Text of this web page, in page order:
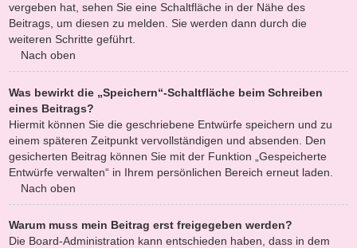
vergeben hat, sehen Sie eine Schaltfläche in der Nähe des
Beitrags, um diesen zu melden. Sie werden dann durch die
weiteren Schritte geführt.
Nach oben
Was bewirkt die „Speichern“-Schaltfläche beim Schreiben
eines Beitrags?
Hiermit können Sie die geschriebene Entwürfe speichern und zu
einem späteren Zeitpunkt vervollständigen und absenden. Den
gesicherten Beitrag können Sie mit der Funktion „Gespeicherte
Entwürfe verwalten“ in Ihrem persönlichen Bereich erneut laden.
Nach oben
Warum muss mein Beitrag erst freigegeben werden?
Die Board-Administration kann entschieden haben, dass in dem